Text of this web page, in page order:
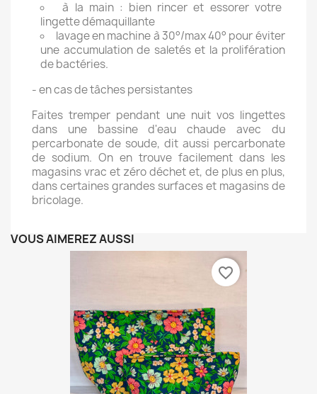
à la main : bien rincer et essorer votre
lingette démaquillante
lavage en machine à 30°/max 40° pour éviter
une accumulation de saletés et la prolifération
de bactéries.
- en cas de tâches persistantes
Faites tremper pendant une nuit vos lingettes
dans une bassine d'eau chaude avec du
percarbonate de soude, dit aussi percarbonate
de sodium. On en trouve facilement dans les
magasins vrac et zéro déchet et, de plus en plus,
dans certaines grandes surfaces et magasins de
bricolage.
VOUS AIMEREZ AUSSI
favorite_border